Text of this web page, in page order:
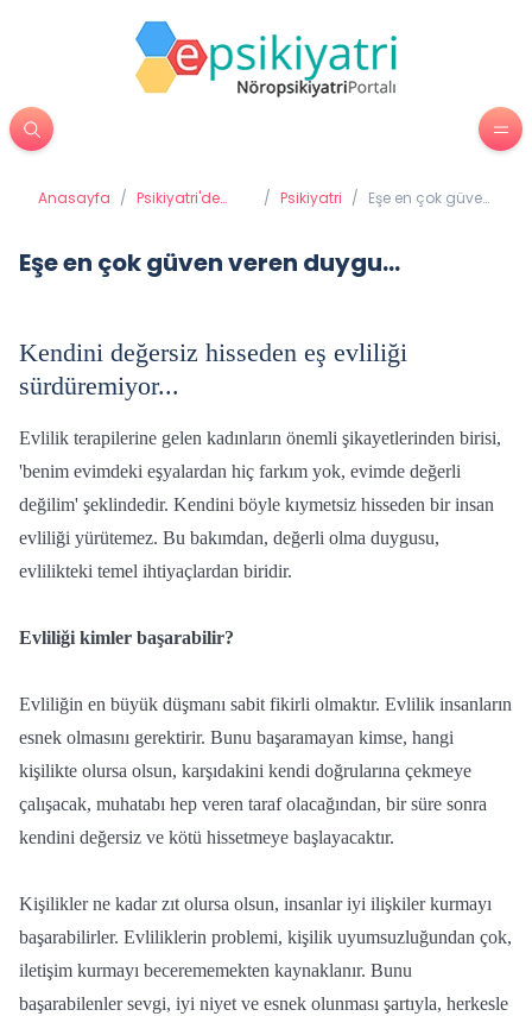
Anasayfa / Psikiyatri'de
/ Psikiyatri / Eşe en çok güven
Eşe en çok güven veren duygu...
Kendini değersiz hisseden eş evliliği
sürdüremiyor...
Evlilik terapilerine gelen kadınların önemli şikayetlerinden birisi,
'benim evimdeki eşyalardan hiç farkım yok, evimde değerli
değilim' şeklindedir. Kendini böyle kıymetsiz hisseden bir insan
evliliği yürütemez. Bu bakımdan, değerli olma duygusu,
evlilikteki temel ihtiyaçlardan biridir.
Evliliği kimler başarabilir?
Evliliğin en büyük düşmanı sabit fikirli olmaktır. Evlilik insanların
esnek olmasını gerektirir. Bunu başaramayan kimse, hangi
kişilikte olursa olsun, karşıdakini kendi doğrularına çekmeye
çalışacak, muhatabı hep veren taraf olacağından, bir süre sonra
kendini değersiz ve kötü hissetmeye başlayacaktır.
Kişilikler ne kadar zıt olursa olsun, insanlar iyi ilişkiler kurmayı
başarabilirler. Evliliklerin problemi, kişilik uyumsuzluğundan çok,
iletişim kurmayı becerememekten kaynaklanır. Bunu
başarabilenler sevgi, iyi niyet ve esnek olunması şartıyla, herkesle